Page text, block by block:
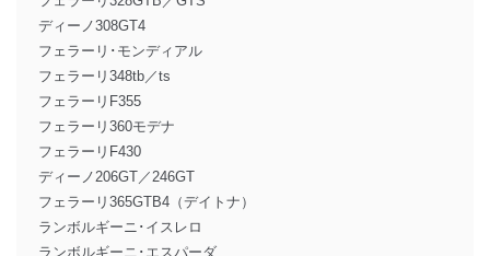
ディーノ308GT4
フェラーリ･モンディアル
フェラーリ348tb／ts
フェラーリF355
フェラーリ360モデナ
フェラーリF430
ディーノ206GT／246GT
フェラーリ365GTB4（デイトナ）
ランボルギーニ･イスレロ
ランボルギーニ･エスパーダ